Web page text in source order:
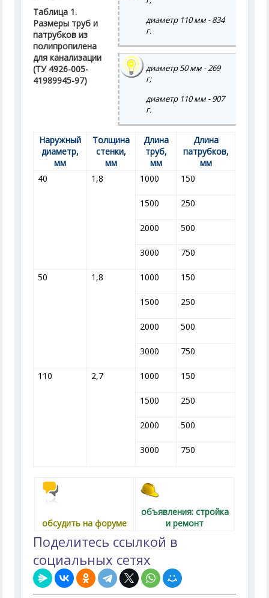
диаметр 110 мм - 834
г.
диаметр 50 мм - 269
г;
диаметр 110 мм - 907
г.
Таблица 1.
Размеры труб и
патрубков из
полипропилена
для канализации
(ТУ 4926-005-
41989945-97)
Наружный
диаметр,
мм
Толщина
стенки,
мм
Длина
труб,
мм
Длина
патрубков,
мм
40
1,8 1000 150
1500 250
2000 500
3000 750
50 1,8 1000 150
1500 250
2000 500
3000 750
110 2,7 1000 150
1500 250
2000 500
3000 750
обсудить на форуме
объявления: стройка
и ремонт
Поделитесь ссылкой в
социальных сетях